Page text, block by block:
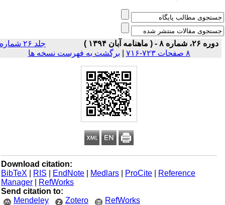
دوره ۲۶، شماره ۸ - ( ماهنامه آبان ۱۳۹۴ )
جلد ۲۶ شماره
| برگشت به فهرست نسخه ها
Download citation:
BibTeX
| RIS |EndNote |Medlars |ProCite |Reference
Manager
|RefWorks
Send citation to:
Mendeley
Zotero RefWorks